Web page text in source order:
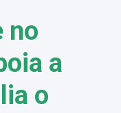
no
a
o